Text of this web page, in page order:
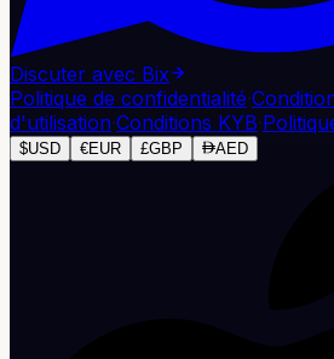
Discuter avec Bix
Politique de confidentialité·
d'utilisation·Conditions KYB·
$USD €EUR £GBP AED